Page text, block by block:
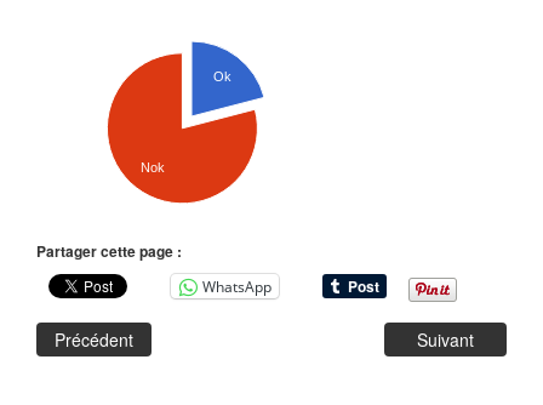
Ok
Nok
Partager cette page :
WhatsApp
Précédent Suivant